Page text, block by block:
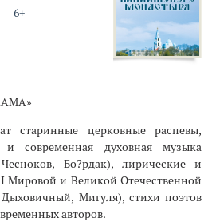
6+
старинные церковные распевы,
и современная духовная музыка
Бо?рдак), лирические и
Мировой и Великой Отечественной
Мигуля), стихи поэтов
авторов.